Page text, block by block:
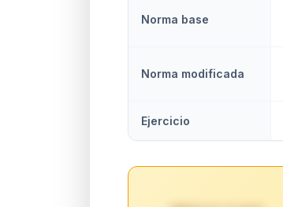
Norma base
Norma modificada
Ejercicio